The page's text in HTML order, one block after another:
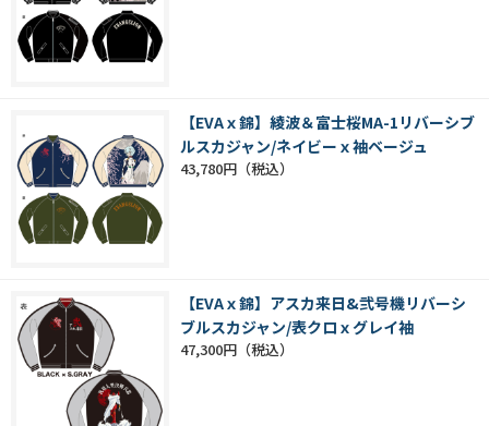
【EVAｘ錦】綾波＆富士桜MA-1リバーシブ
ルスカジャン/ネイビーｘ袖ベージュ
43,780円
【EVAｘ錦】アスカ来日&弐号機リバーシ
ブルスカジャン/表クロｘグレイ袖
47,300円